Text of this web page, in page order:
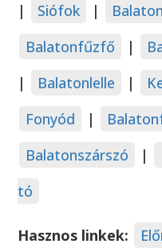
|
Siófok |
Balatonfűzfő
|
|
Balatonlelle |
Fonyód
|
Balatonszárszó
|
tó
Hasznos linkek: